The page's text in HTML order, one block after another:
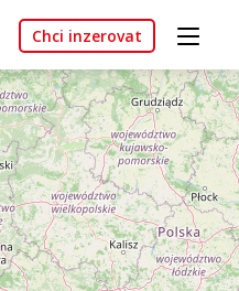
Chci inzerovat